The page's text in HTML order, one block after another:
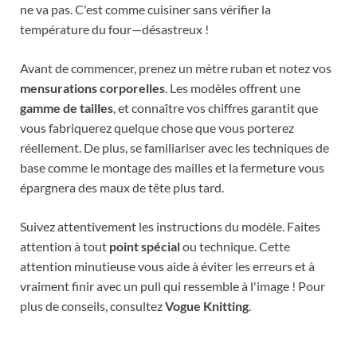
ne va pas. C'est comme cuisiner sans vérifier la
température du four—désastreux !
Avant de commencer, prenez un mètre ruban et notez vos
mensurations corporelles . Les modèles offrent une
gamme de tailles , et connaître vos chiffres garantit que
vous fabriquerez quelque chose que vous porterez
réellement. De plus, se familiariser avec les techniques de
base comme le montage des mailles et la fermeture vous
épargnera des maux de tête plus tard.
Suivez attentivement les instructions du modèle. Faites
attention à tout point spécialou technique. Cette
attention minutieuse vous aide à éviter les erreurs et à
vraiment finir avec un pull qui ressemble à l'image ! Pour
plus de conseils, consultezVogue Knitting